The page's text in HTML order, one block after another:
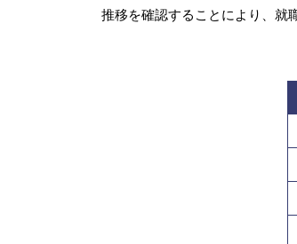
推移を確認することにより、就